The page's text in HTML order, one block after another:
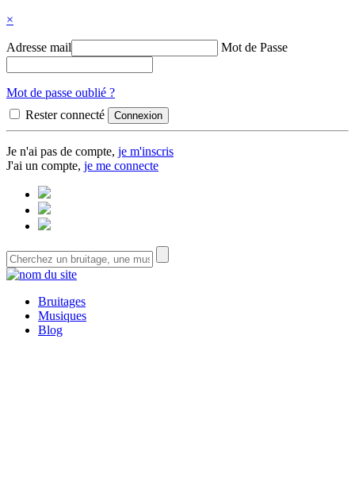
×
Adresse mail Mot de Passe
Mot de passe oublié ?
Rester connecté
Je n'ai pas de compte, je m'inscris
J'ai un compte, je me connecte
Bruitages
Musiques
Blog